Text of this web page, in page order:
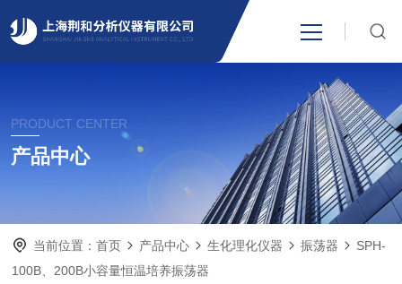
关于我们
新闻资讯
PRODUCT CENTER
产品中心
当前位置：首页 产品中心 生化理化仪器 振荡器
SPH-
100B、200B小容量恒温培养振荡器